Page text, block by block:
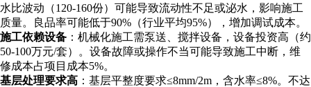
水比波动（120-160份）可能导致流动性不足或泌水，影响施工
质量。良品率可能低于90%（行业平均95%），增加调试成本。
施工依赖设备 ：机械化施工需泵送、搅拌设备，设备投资高（约
50-100万元/套）。设备故障或操作不当可能导致施工中断，维
修成本占项目成本5%。
基层处理要求高 ：基层平整度要求≤8mm/2m，含水率≤8%。不达